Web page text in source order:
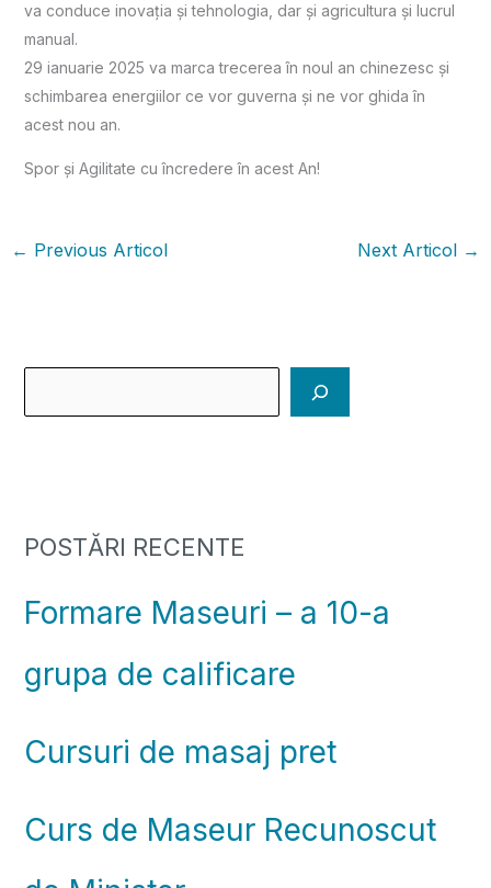
va conduce inovația și tehnologia, dar și agricultura și lucrul
manual.
29 ianuarie 2025 va marca trecerea în noul an chinezesc și
schimbarea energiilor ce vor guverna și ne vor ghida în
acest nou an.
Spor și Agilitate cu încredere în acest An!
← Previous Articol Next Articol →
POSTĂRI RECENTE
Formare Maseuri – a 10-a
grupa de calificare
Cursuri de masaj pret
Curs de Maseur Recunoscut